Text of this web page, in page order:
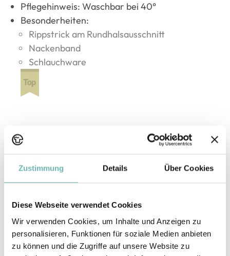
Zustimmung Details Über Cookies
Diese Webseite verwendet Cookies
Wir verwenden Cookies, um Inhalte und Anzeigen zu
personalisieren, Funktionen für soziale Medien anbieten
zu können und die Zugriffe auf unsere Website zu
Pflegehinweis: Waschbar bei 40°
Besonderheiten:
Rippstrick am Rundhalsausschnitt
Nackenband
Schlauchware
DTF DTG
Maßtabelle